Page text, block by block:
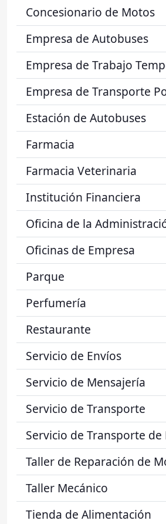
Concesionario de Motos
Empresa de Autobuses
Empresa de Trabajo
Empresa de Transporte
Estación de Autobuses
Farmacia
Farmacia Veterinaria
Institución Financiera
Oficina de la
Oficinas de Empresa
Parque
Perfumería
Restaurante
Servicio de Envíos
Servicio de Mensajería
Servicio de Transporte
Servicio de Transporte de
Taller de Reparación de
Taller Mecánico
Tienda de Alimentación